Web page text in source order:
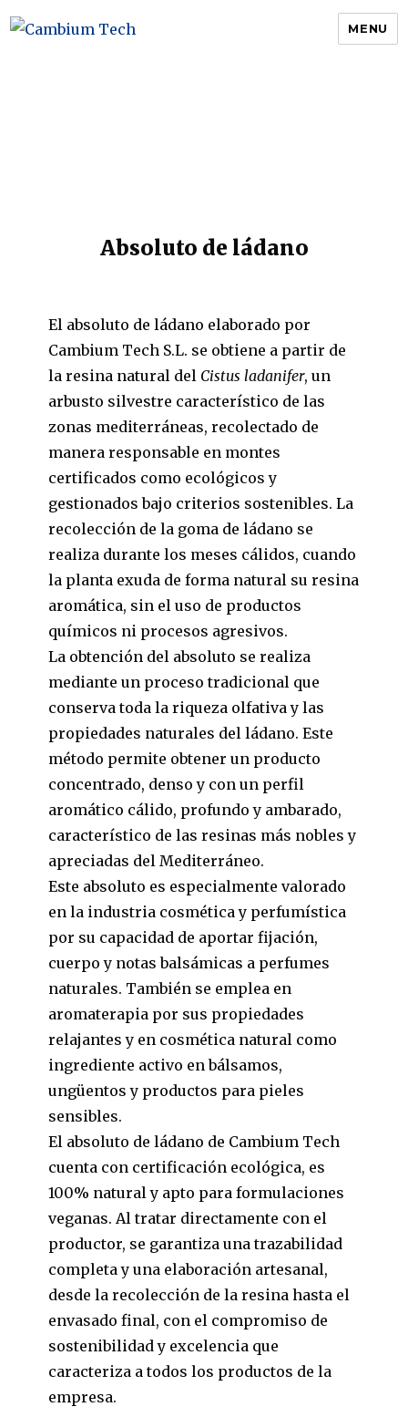
MENU
Absoluto de ládano
El absoluto de ládano elaborado por
Cambium Tech S.L. se obtiene a partir de
la resina natural del Cistus ladanifer, un
arbusto silvestre característico de las
zonas mediterráneas, recolectado de
manera responsable en montes
certificados como ecológicos y
gestionados bajo criterios sostenibles. La
recolección de la goma de ládano se
realiza durante los meses cálidos, cuando
la planta exuda de forma natural su resina
aromática, sin el uso de productos
químicos ni procesos agresivos.
La obtención del absoluto se realiza
mediante un proceso tradicional que
conserva toda la riqueza olfativa y las
propiedades naturales del ládano. Este
método permite obtener un producto
concentrado, denso y con un perfil
aromático cálido, profundo y ambarado,
característico de las resinas más nobles y
apreciadas del Mediterráneo.
Este absoluto es especialmente valorado
en la industria cosmética y perfumística
por su capacidad de aportar fijación,
cuerpo y notas balsámicas a perfumes
naturales. También se emplea en
aromaterapia por sus propiedades
relajantes y en cosmética natural como
ingrediente activo en bálsamos,
ungüentos y productos para pieles
sensibles.
El absoluto de ládano de Cambium Tech
cuenta con certificación ecológica, es
100% natural y apto para formulaciones
veganas. Al tratar directamente con el
productor, se garantiza una trazabilidad
completa y una elaboración artesanal,
desde la recolección de la resina hasta el
envasado final, con el compromiso de
sostenibilidad y excelencia que
caracteriza a todos los productos de la
empresa.